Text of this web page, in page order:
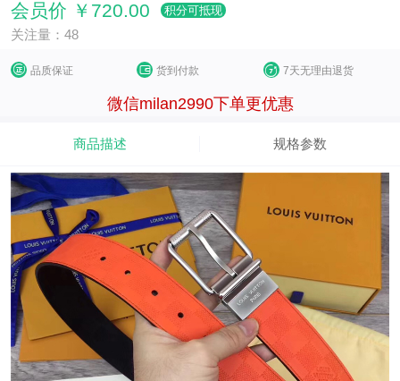
会员价 ￥720.00 积分可抵现
关注量：48
品质保证 货到付款 7天无理由退货
微信milan2990下单更优惠
商品描述 规格参数